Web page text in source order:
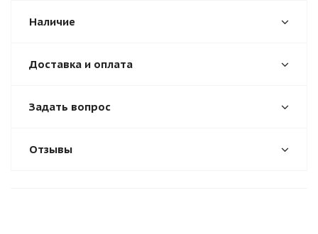
Наличие
Доставка и оплата
Задать вопрос
Отзывы